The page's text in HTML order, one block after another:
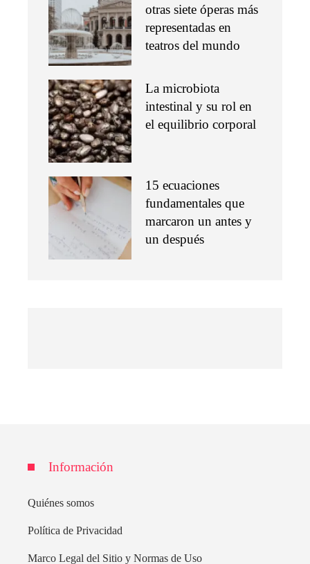
otras siete óperas más
representadas en
teatros del mundo
La microbiota
intestinal y su rol en
el equilibrio corporal
15 ecuaciones
fundamentales que
marcaron un antes y
un después
Información
Quiénes somos
Política de Privacidad
Marco Legal del Sitio y Normas de Uso